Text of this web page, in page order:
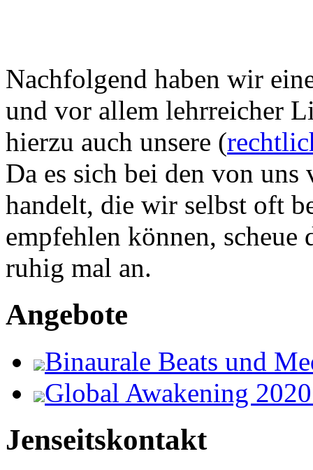
Nachfolgend haben wir
und vor allem lehrreicher
hierzu auch unsere (
Da es sich bei den von
handelt, die wir selbst oft
empfehlen können,
ruhig mal an.
Angebote
Binaurale Beats und
Global Awakening
Jenseitskontakt